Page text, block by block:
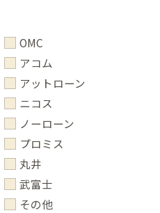
OMC
アコム
アットローン
ニコス
ノーローン
プロミス
丸井
武富士
その他